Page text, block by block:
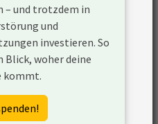
?
2022 wurde Eastern
vom Norwegischen
– und trotzdem in
und
investieren. So
Blick, woher deine
kommt.